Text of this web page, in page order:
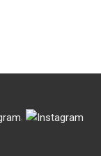
.